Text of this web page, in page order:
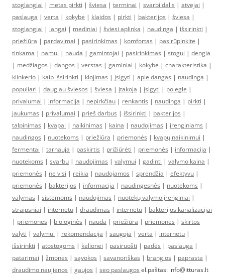
stoglangiai | metas pirkti | šviesa | terminai | svarbi dalis | atvejai |
paslauga | verta | kokybė | klaidos | pirkti | bakterijos | šviesa |
stoglangiai | langai | mediniai | šviesi aplinka | naudinga | išsirinkti |
priežiūra | pardavimai | pasirinkimas | komfortas | pasirūpinkite |
tinkama | namui | nauda | gamintojai | pasirinkimas | stogui | dengia
| medžiagos | dangos | verstas | gaminiai | kokybė | charakteristika |
klinkerio | kaip išsirinkti | klojimas | įsigyti | apie dangas | naudinga |
populiari | daugiau šviesos | šviesa | įtakoja | įsigyti | po egle |
privalumai | informacija | nepirkčiau | renkantis | naudinga | pirkti |
jaukumas | privalumai | prieš darbus | išsirinkti | bakterijos |
talpinimas | kvapai | naikinimas | kaina | naudojimas | įrenginiams |
naudingos | nuotekoms | priežiūra | priemonės | kvapų naikinimui |
fermentai | tarnauja | paskirtis | prižiūrėti | priemonės | informacija |
nuotekoms | svarbu | naudojimas | valymui | gadinti | valymo kaina |
priemonės | ne visi | reikia | naudojamos | sprendžia | efektyvu |
priemonės | bakterijos | informacija | naudingesnės | nuotekoms |
valymas | sistemoms | naudojimas | nuotekų valymo įrenginiai |
straipsniai | internetu | draudimas | internetu | bakterijos kanalizacijai
| priemones | biologinės | nauda | priežiūra | priemonės | skirtos
valyti | valymui | rekomendacija | saugoja | verta | internetu |
išsirinkti | atostogoms | kelionei | pasiruošti | padės | paslauga |
patarimai | žmonės | sąvokos | savanoriškas | brangios | paprasta |
draudimo naujienos | gaujos | seo paslaugos el.paštas: info@itturas.lt